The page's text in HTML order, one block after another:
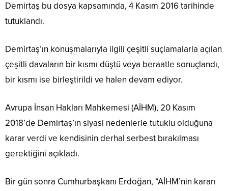
Demirtaş bu dosya kapsamında, 4 Kasım 2016 tarihinde
tutuklandı.
Demirtaş’ın konuşmalarıyla ilgili çeşitli suçlamalarla açılan
çeşitli davaların bir kısmı düştü veya beraatle sonuçlandı,
bir kısmı ise birleştirildi ve halen devam ediyor.
Avrupa İnsan Hakları Mahkemesi (AİHM), 20 Kasım
2018’de Demirtaş’ın siyasi nedenlerle tutuklu olduğuna
karar verdi ve kendisinin derhal serbest bırakılması
gerektiğini açıkladı.
Bir gün sonra Cumhurbaşkanı Erdoğan, “AİHM’nin kararı